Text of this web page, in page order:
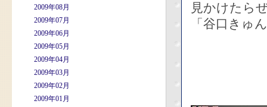
2009年08月
2009年07月
2009年06月
2009年05月
2009年04月
2009年03月
2009年02月
2009年01月
見かけたら
「谷口きゅ